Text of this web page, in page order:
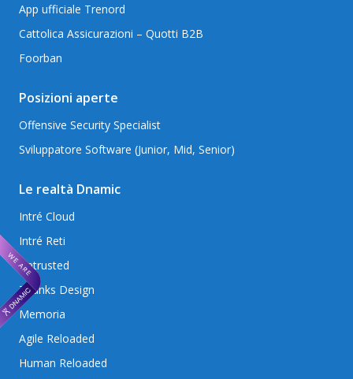
App ufficiale Trenord
Cattolica Assicurazioni – Quotti B2B
Foorban
Posizioni aperte
Offensive Security Specialist
Sviluppatore Software (Junior, Mid, Senior)
Le realtà Dnamic
Intré Cloud
Intré Reti
Betrusted
Thanks Design
Memoria
Agile Reloaded
Human Reloaded